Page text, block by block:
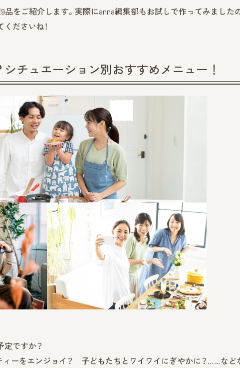
をご紹介します。実際にanna編集部もお試しで作ってみましたの
ださいね！
チュエーション別おすすめメニュー！
ですか？
ーをエンジョイ？ 子どもたちとワイワイにぎやかに？……などな